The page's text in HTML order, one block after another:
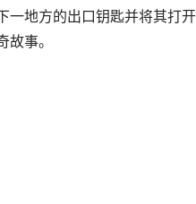
一地方的出口钥匙并将其打
事。